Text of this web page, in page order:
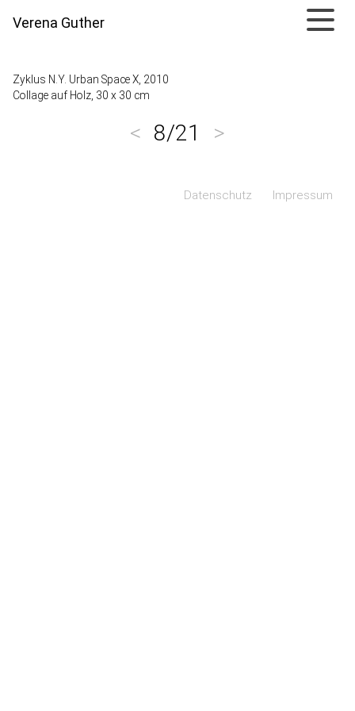
Verena Guther
Zyklus N.Y. Urban Space X, 2010
Collage auf Holz, 30 x 30 cm
< 8/21 >
Datenschutz Impressum